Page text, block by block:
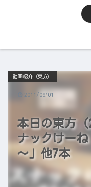
本日の東方
ナックけー
～」他7本
動画紹介（東方）
2011/06/01